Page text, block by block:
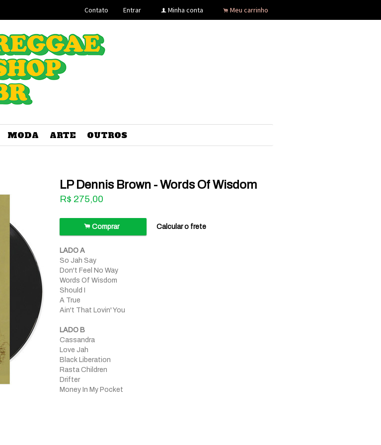
Contato Entrar f Minha conta . Meu carrinho
MODA ARTE OUTROS
LP Dennis Brown - Words Of Wisdom
R$ 275,00
. Comprar Calcular o frete
LADO A
So Jah Say
Don't Feel No Way
Words Of Wisdom
Should I
A True
Ain't That Lovin' You
LADO B
Cassandra
Love Jah
Black Liberation
Rasta Children
Drifter
Money In My Pocket